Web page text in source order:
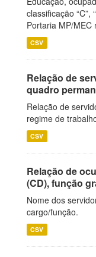
classificação “C”,
Portaria MP/MEC
CSV
Relação de
quadro
Relação de
regime de
CSV
Relação de
(CD), função
Nome dos
cargo/função.
CSV